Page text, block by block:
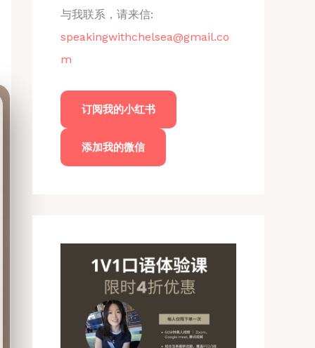
与我联系，请来信:
speakingwithchelsea@gmail.co
m
订阅我的小红书
添加我的微信